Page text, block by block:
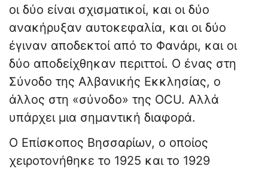
οι δύο είναι σχισματικοί, και οι δύο
ανακήρυξαν αυτοκεφαλία, και οι δύο
έγιναν αποδεκτοί από το Φανάρι, και οι
δύο αποδείχθηκαν περιττοί. Ο ένας στη
Σύνοδο της Αλβανικής Εκκλησίας, ο
άλλος στη «σύνοδο» της OCU. Αλλά
υπάρχει μια σημαντική διαφορά.
Ο Επίσκοπος Βησσαρίων, ο οποίος
χειροτονήθηκε το 1925 και το 1929